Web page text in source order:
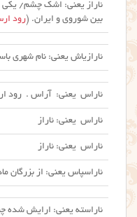
ئاراز یعنی: اشک چشم/ یکی
بین شوروی و ایران. (رود
ئارازیاش یعنی: نام شهری
ئاراس یعنی: آراس . رود
ئاراس یعنی: ئاراز
ئاراس یعنی: ئاراز
ئاراسپاس یعنی: از بزرگان
ئاراسته یعنی: ارایش شده